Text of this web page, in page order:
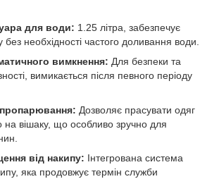
для води: 1.25 літра, забезпечує
без необхідності частого доливання води.
вимкнення: Для безпеки та
вимикається після певного періоду
Дозволяє прасувати одяг
на вішаку, що особливо зручно для
від накипу: Інтегрована система
яка продовжує термін служби